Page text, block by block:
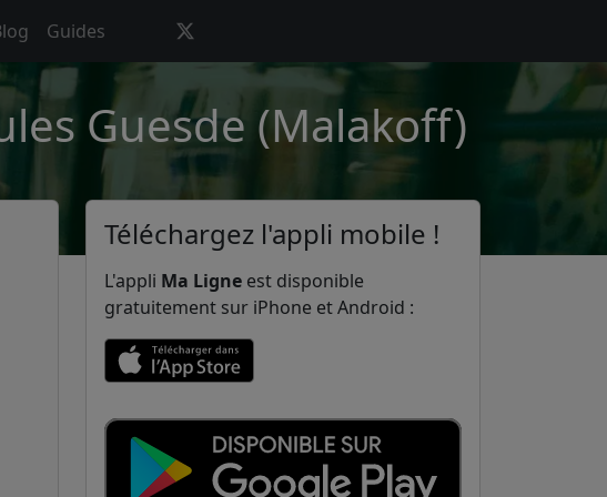
Guides
Guesde (Malakoff)
Téléchargez l'appli mobile !
L'appli Ma Ligne est disponible
gratuitement sur iPhone et Android :